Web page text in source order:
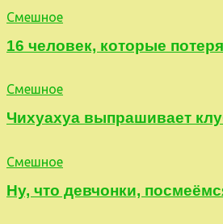
Смешное
16 человек, которые
Смешное
Чихуахуа выпрашивает
Смешное
Ну, что девчонки,